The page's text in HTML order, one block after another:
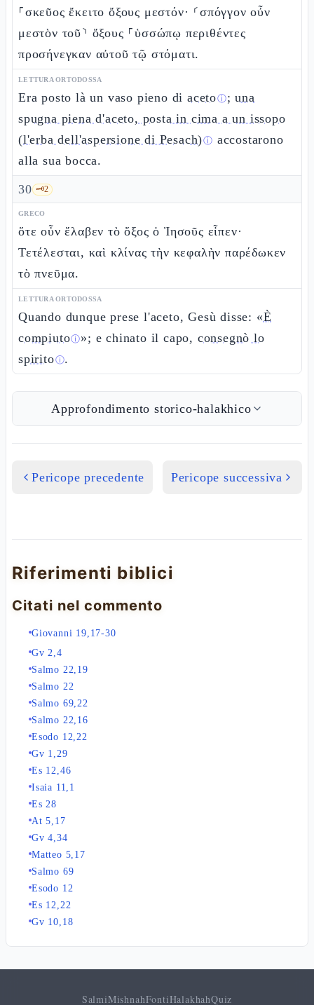
⸀σκεῦος ἔκειτο ὄξους μεστόν· ⸂σπόγγον οὖν
μεστὸν τοῦ⸃ ὄξους ⸀ὑσσώπῳ περιθέντες
προσήνεγκαν αὐτοῦ τῷ στόματι.
LETTURA ORTODOSSA
Era posto là un vaso pieno diacetoⓘ;una
spugna piena d'aceto, posta in cima a un issopo
(l'erba dell'aspersione di Pesach)ⓘ accostarono
alla sua bocca.
30 🗝️2
GRECO
ὅτε οὖν ἔλαβεν τὸ ὄξος ὁ Ἰησοῦς εἶπεν·
Τετέλεσται, καὶ κλίνας τὴν κεφαλὴν παρέδωκεν
τὸ πνεῦμα.
LETTURA ORTODOSSA
Quando dunque prese l'aceto, Gesù disse: «È
compiutoⓘ»; e chinato il capo, consegnò lo
spiritoⓘ.
Approfondimento storico-halakhico
Pericope precedente Pericope successiva
Riferimenti biblici
Citati nel commento
Giovanni 19,17-30
Gv 2,4
Salmo 22,19
Salmo 22
Salmo 69,22
Salmo 22,16
Esodo 12,22
Gv 1,29
Es 12,46
Isaia 11,1
Es 28
At 5,17
Gv 4,34
Matteo 5,17
Salmo 69
Esodo 12
Es 12,22
Gv 10,18
SalmiMishnahFontiHalakhahQuiz